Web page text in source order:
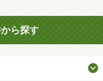
ら探す